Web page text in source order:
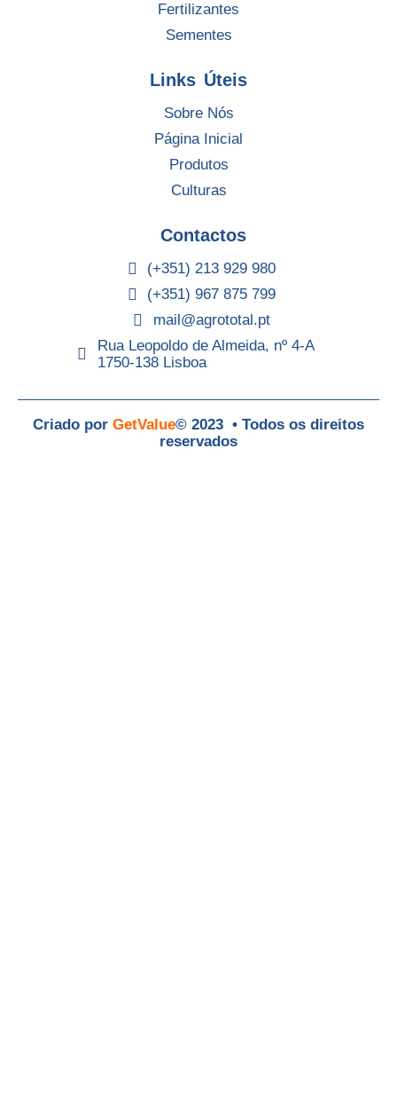
Fertilizantes
Sementes
Links Úteis
Sobre Nós
Página Inicial
Produtos
Culturas
Contactos
(+351) 213 929 980
(+351) 967 875 799
mail@agrototal.pt
Rua Leopoldo de Almeida, nº 4-A
1750-138 Lisboa
Criado por GetValue© 2023 • Todos os direitos
reservados